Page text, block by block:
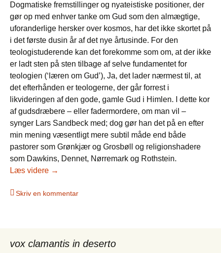
Dogmatiske fremstillinger og nyateistiske positioner, der
gør op med enhver tanke om Gud som den almægtige,
uforanderlige hersker over kosmos, har det ikke skortet på
i det første dusin år af det nye årtusinde. For den
teologistuderende kan det forekomme som om, at der ikke
er ladt sten på sten tilbage af selve fundamentet for
teologien (‘læren om Gud’), Ja, det lader nærmest til, at
det efterhånden er teologerne, der går forrest i
likvideringen af den gode, gamle Gud i Himlen. I dette kor
af gudsdræbere – eller fadermordere, om man vil –
synger Lars Sandbeck med; dog gør han det på en efter
min mening væsentligt mere subtil måde end både
pastorer som Grønkjær og Grosbøll og religionshadere
som Dawkins, Dennet, Nørremark og Rothstein.
Læs videre Svag teologi for de stærke
→
Skriv en kommentar
vox clamantis in deserto